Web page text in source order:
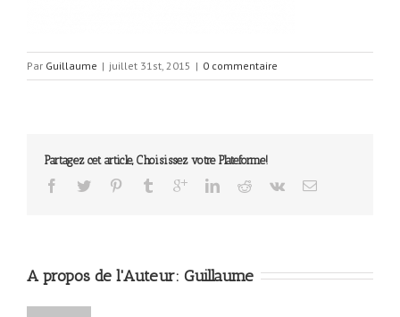
Par Guillaume | juillet 31st, 2015 | 0 commentaire
Partagez cet article, Choisissez votre Plateforme!
A propos de l'Auteur: Guillaume